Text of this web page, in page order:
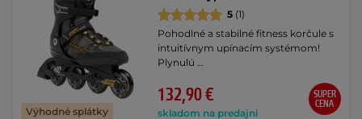
Výhodné splátky
5 (1)
Pohodlné a stabilné fitness korčule s
intuitívnym upínacím systémom!
Plynulú …
132,90 €
skladom na predajni
SUPER
CENA